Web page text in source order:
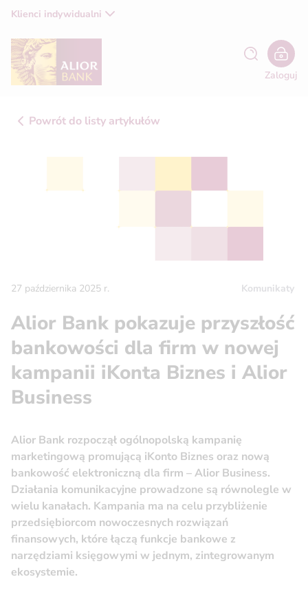
Klienci indywidualni
Zaloguj
Powrót do listy artykułów
27 października 2025 r. Komunikaty
Alior Bank pokazuje przyszłość
bankowości dla firm w nowej
kampanii iKonta Biznes i Alior
Business
Alior Bank rozpoczął ogólnopolską kampanię
marketingową promującą iKonto Biznes oraz nową
bankowość elektroniczną dla firm – Alior Business.
Działania komunikacyjne prowadzone są równolegle w
wielu kanałach. Kampania ma na celu przybliżenie
przedsiębiorcom nowoczesnych rozwiązań
finansowych, które łączą funkcje bankowe z
narzędziami księgowymi w jednym, zintegrowanym
ekosystemie.